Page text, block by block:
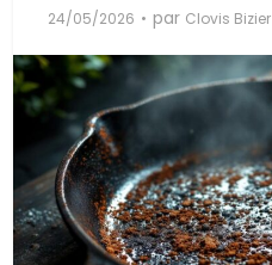
24/05/2026 par Clovis Bizier